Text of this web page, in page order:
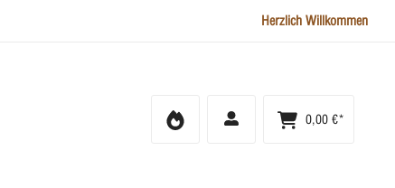
Herzlich Willkommen
0,00 €*